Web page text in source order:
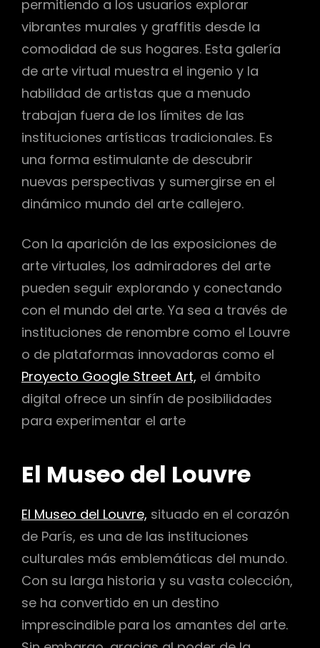
permitiendo a los usuarios explorar
vibrantes murales y graffitis desde la
comodidad de sus hogares. Esta galería
de arte virtual muestra el ingenio y la
habilidad de artistas que a menudo
trabajan fuera de los límites de las
instituciones artísticas tradicionales. Es
una forma estimulante de descubrir
nuevas perspectivas y sumergirse en el
dinámico mundo del arte callejero.
Con la aparición de las exposiciones de
arte virtuales, los admiradores del arte
pueden seguir explorando y conectando
con el mundo del arte. Ya sea a través de
instituciones de renombre como el Louvre
o de plataformas innovadoras como el
Proyecto Google Street Art, el ámbito
digital ofrece un sinfín de posibilidades
para experimentar el arte
El Museo del Louvre
El Museo del Louvre, situado en el corazón
de París, es una de las instituciones
culturales más emblemáticas del mundo.
Con su larga historia y su vasta colección,
se ha convertido en un destino
imprescindible para los amantes del arte.